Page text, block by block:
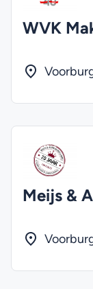
WVK
Meijs &